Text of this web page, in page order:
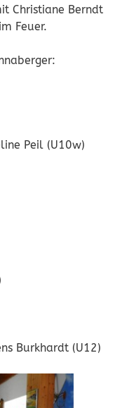
Christiane Berndt
Feuer.
Peil (U10w)
Burkhardt (U12)